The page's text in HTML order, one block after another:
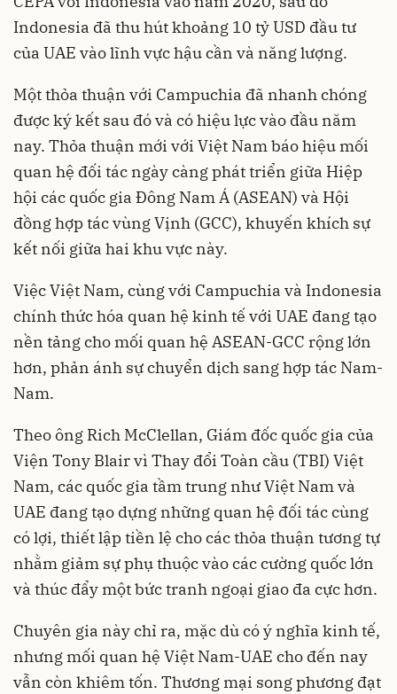
Indonesia đã thu hút khoảng 10 tỷ USD đầu tư
của UAE vào lĩnh vực hậu cần và năng lượng.
Một thỏa thuận với Campuchia đã nhanh chóng
được ký kết sau đó và có hiệu lực vào đầu năm
nay. Thỏa thuận mới với Việt Nam báo hiệu mối
quan hệ đối tác ngày càng phát triển giữa Hiệp
hội các quốc gia Đông Nam Á (ASEAN) và Hội
đồng hợp tác vùng Vịnh (GCC), khuyến khích sự
kết nối giữa hai khu vực này.
Việc Việt Nam, cùng với Campuchia và Indonesia
chính thức hóa quan hệ kinh tế với UAE đang tạo
nền tảng cho mối quan hệ ASEAN-GCC rộng lớn
hơn, phản ánh sự chuyển dịch sang hợp tác Nam-
Nam.
Theo ông Rich McClellan, Giám đốc quốc gia của
Viện Tony Blair vì Thay đổi Toàn cầu (TBI) Việt
Nam, các quốc gia tầm trung như Việt Nam và
UAE đang tạo dựng những quan hệ đối tác cùng
có lợi, thiết lập tiền lệ cho các thỏa thuận tương tự
nhằm giảm sự phụ thuộc vào các cường quốc lớn
và thúc đẩy một bức tranh ngoại giao đa cực hơn.
Chuyên gia này chỉ ra, mặc dù có ý nghĩa kinh tế,
nhưng mối quan hệ Việt Nam-UAE cho đến nay
vẫn còn khiêm tốn. Thương mại song phương đạt